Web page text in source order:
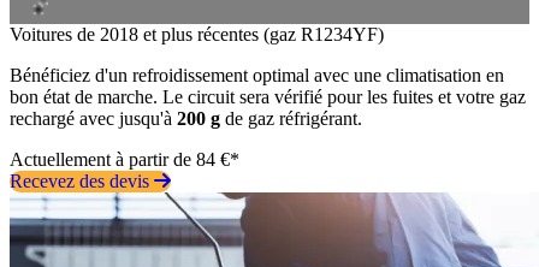
Voitures de 2018 et plus récentes (gaz R1234YF)
Bénéficiez d'un refroidissement optimal avec une climatisation en
bon état de marche. Le circuit sera vérifié pour les fuites et votre gaz
rechargé avec jusqu'à 200 g de gaz réfrigérant.
Actuellement à partir de 84 €*
Recevez des devis